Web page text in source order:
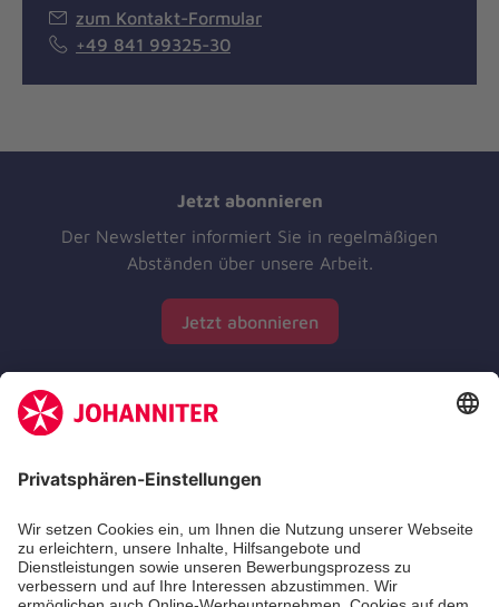
zum Kontakt-Formular
+49 841 99325-30
Jetzt abonnieren
Der Newsletter informiert Sie in regelmäßigen
Abständen über unsere Arbeit.
Jetzt abonnieren
Zertifizierung der Johanniter-Unfall-Hilfe e.V.
Die Johanniter GmbH führt das Spendenzertifikat
des Deutschen Spendenrats e.V.